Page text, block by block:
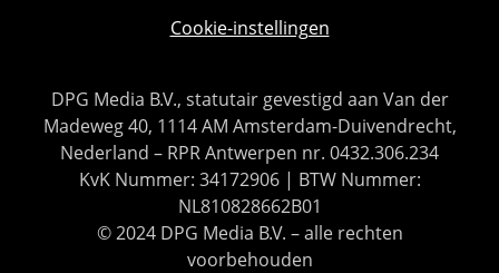
Cookie-instellingen
DPG Media B.V., statutair gevestigd aan Van der
Madeweg 40, 1114 AM Amsterdam-Duivendrecht,
Nederland – RPR Antwerpen nr. 0432.306.234
KvK Nummer: 34172906 | BTW Nummer:
NL810828662B01
© 2024 DPG Media B.V. – alle rechten
voorbehouden